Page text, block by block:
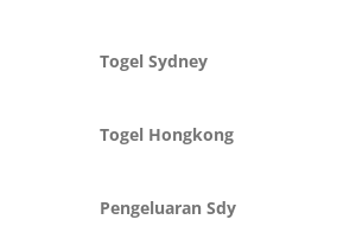
Togel Sydney
Togel Hongkong
Pengeluaran Sdy